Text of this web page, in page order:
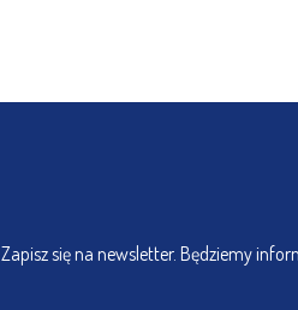
Zapisz się na newsletter. Będziemy